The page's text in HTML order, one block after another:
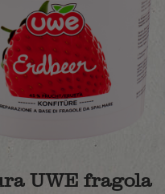
UWE fragola